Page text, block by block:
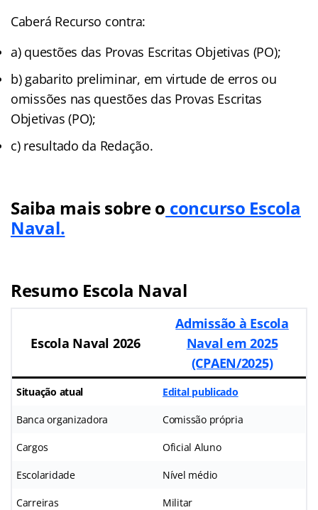
Caberá Recurso contra:
a) questões das Provas Escritas Objetivas (PO);
b) gabarito preliminar, em virtude de erros ou
omissões nas questões das Provas Escritas
Objetivas (PO);
c) resultado da Redação.
Saiba mais sobre o concurso Escola
Naval.
Resumo Escola Naval
Escola Naval 2026
Admissão à Escola
Naval em 2025
(CPAEN/2025)
Situação atual Edital publicado
Banca organizadora Comissão própria
Cargos Oficial Aluno
Escolaridade Nível médio
Carreiras Militar